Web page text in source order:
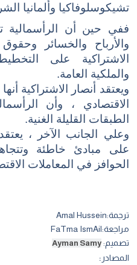
تشيكوسلوفاكيا وألمانيا
ففي حين أن الرأسمالية
والأرباح والخسائر
الاشتراكية على
والملكية العامة.
ويعتقد أنصار الاشتراكية
الاقتصادي ، وأن
الطبقات القليلة الغنية.
وعلي الجانب الآخر ،
على مبادئ خاطئة
الحوافز في المعاملات
ترجمة:Amal Hussein
مراجعة:FaTma IsmAil
تصميم:Ayman Samy
المصادر :